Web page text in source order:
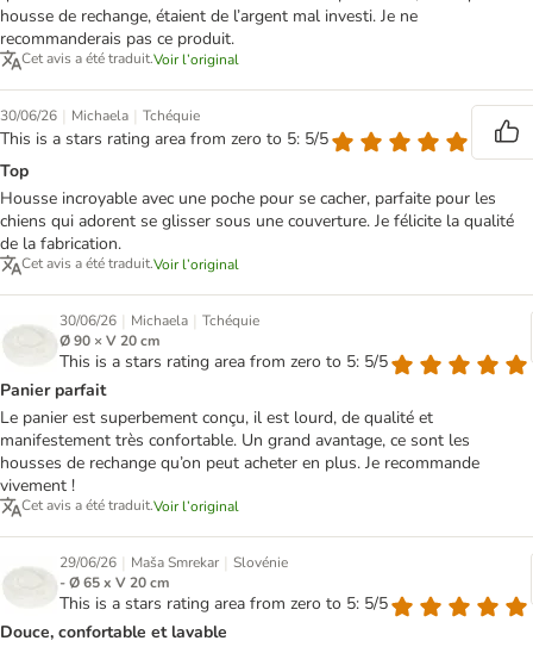
housse de rechange, étaient de l’argent mal investi. Je ne
recommanderais pas ce produit.
Cet avis a été traduit.Voir l’original
30/06/26 | Michaela | Tchéquie
This is a stars rating area from zero to 5: 5/5
Top
Housse incroyable avec une poche pour se cacher, parfaite pour les
chiens qui adorent se glisser sous une couverture. Je félicite la qualité
de la fabrication.
Cet avis a été traduit.Voir l’original
30/06/26 | Michaela | Tchéquie
Ø 90 × V 20 cm
This is a stars rating area from zero to 5: 5/5
Panier parfait
Le panier est superbement conçu, il est lourd, de qualité et
manifestement très confortable. Un grand avantage, ce sont les
housses de rechange qu’on peut acheter en plus. Je recommande
vivement !
Cet avis a été traduit.Voir l’original
29/06/26 | Maša Smrekar | Slovénie
- Ø 65 x V 20 cm
This is a stars rating area from zero to 5: 5/5
Douce, confortable et lavable